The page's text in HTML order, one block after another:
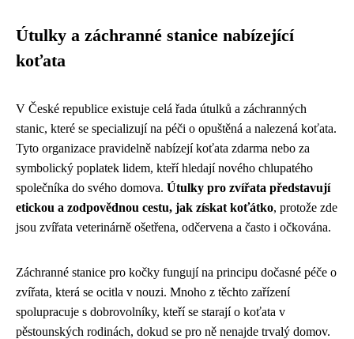
Útulky a záchranné stanice nabízející
koťata
V České republice existuje celá řada útulků a záchranných
stanic, které se specializují na péči o opuštěná a nalezená koťata.
Tyto organizace pravidelně nabízejí koťata zdarma nebo za
symbolický poplatek lidem, kteří hledají nového chlupatého
společníka do svého domova. Útulky pro zvířata představují
etickou a zodpovědnou cestu, jak získat koťátko, protože zde
jsou zvířata veterinárně ošetřena, odčervena a často i očkována.
Záchranné stanice pro kočky fungují na principu dočasné péče o
zvířata, která se ocitla v nouzi. Mnoho z těchto zařízení
spolupracuje s dobrovolníky, kteří se starají o koťata v
pěstounských rodinách, dokud se pro ně nenajde trvalý domov.